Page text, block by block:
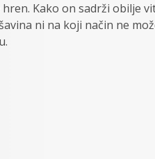
Kako on sadrži obilje
ni na koji način ne